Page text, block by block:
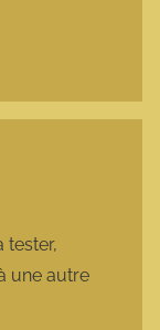
tester,
une autre